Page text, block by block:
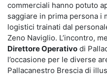
commerciali hanno potuto
saggiare in prima persona i
logistici trainati dal
Zeno Naviglio. L’incontro,
Direttore Operativo di
l’occasione per le diverse
Pallacanestro Brescia di